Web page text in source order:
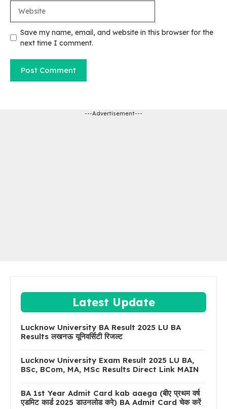
Save my name, email, and website in this browser for the
next time I comment.
---Advertisement---
Latest Update
Lucknow University BA Result 2025 LU BA
Results लखनऊ यूनिवर्सिटी रिजल्ट
Lucknow University Exam Result 2025 LU BA,
BSc, BCom, MA, MSc Results Direct Link MAIN
BA 1st Year Admit Card kab aaega (बीए प्रथम वर्ष
एडमिट कार्ड 2025 डाउनलोड करे) BA Admit Card चेक करें